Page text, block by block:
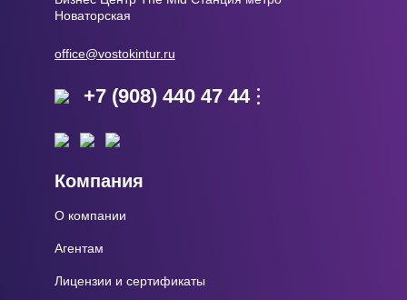
Компания
О компании
Агентам
Лицензии и сертификаты
Новаторская
office@vostokintur.ru
+7 (908) 440 47 44